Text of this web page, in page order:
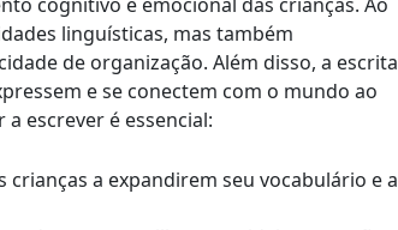
linguísticas, mas também
de organização. Além disso, a escrita
e se conectem com o mundo ao
escrever é essencial:
crianças a expandirem seu vocabulário e a